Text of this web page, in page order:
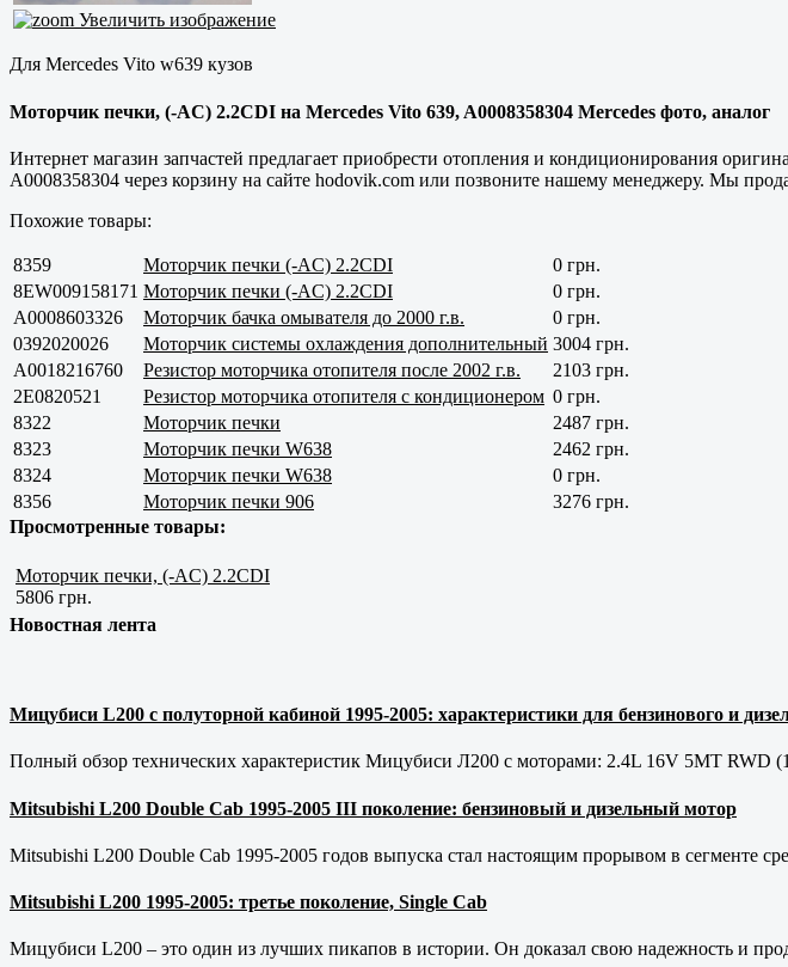
Увеличить изображение
Для Mercedes Vito w639 кузов
Моторчик печки, (-AC) 2.2CDI на Mercedes Vito 639, A0008358304 Mercedes фото, аналог
Интернет магазин запчастей предлагает приобрести отопления и кондиционирования
A0008358304 через корзину на сайте hodovik.com или позвоните нашему менеджеру. Мы
Похожие товары:
8359 Моторчик печки (-AC) 2.2CDI
0 грн.
8EW009158171 Моторчик печки (-AC) 2.2CDI
0 грн.
A0008603326
Моторчик бачка омывателя до 2000 г.в.
0 грн.
0392020026
Моторчик системы охлаждения дополнительный 3004 грн.
A0018216760
Резистор моторчика отопителя после 2002 г.в.
2103 грн.
2E0820521
Резистор моторчика отопителя с кондиционером 0 грн.
8322
Моторчик печки
2487 грн.
8323
Моторчик печки W638
2462 грн.
8324
Моторчик печки W638
0 грн.
8356
Моторчик печки 906
3276 грн.
Просмотренные товары:
Моторчик печки, (-AC) 2.2CDI
5806 грн.
Новостная лента
Мицубиси L200 с полуторной кабиной 1995-2005: характеристики для бензинового и
Полный обзор технических характеристик Мицубиси Л200 с моторами: 2.4L 16V 5MT RWD
Mitsubishi L200 Double Cab 1995-2005 III поколение: бензиновый и дизельный мотор
Mitsubishi L200 Double Cab 1995-2005 годов выпуска стал настоящим прорывом в сегменте
Mitsubishi L200 1995-2005: третье поколение, Single Cab
Мицубиси L200 – это один из лучших пикапов в истории. Он доказал свою надежность и